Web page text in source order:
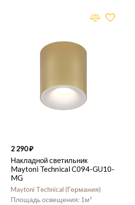
2 290
Накладной светильник
Maytoni Technical C094-GU10-
MG
Maytoni Technical Германия
1